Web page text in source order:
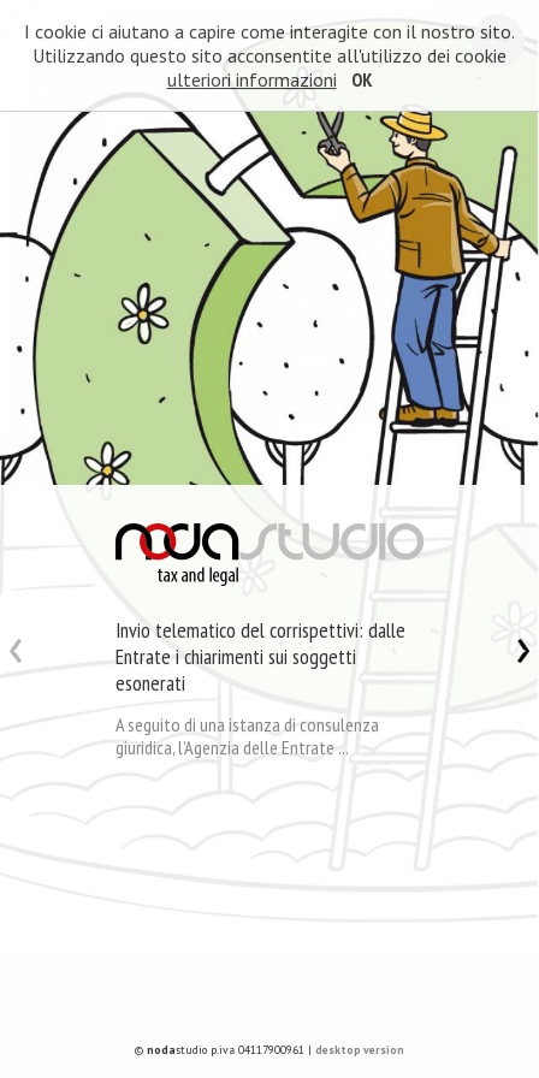
Invio telematico del corrispettivi: dalle
Entrate i chiarimenti sui soggetti
esonerati
A seguito di una istanza di consulenza
giuridica, l’Agenzia delle Entrate ...
© nodastudio p.iva 04117900961 | desktop version
I cookie ci aiutano a capire come interagite con il nostro sito.
Utilizzando questo sito acconsentite all'utilizzo dei cookie
ulteriori informazioni
OK